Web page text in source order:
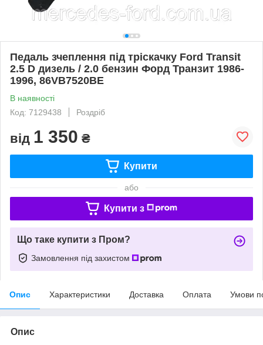
Педаль зчеплення під тріскачку Ford Transit
2.5 D дизель / 2.0 бензин Форд Транзит 1986-
1996, 86VB7520BE
В наявності
Код: 7129438
Роздріб
від 1 350 ₴
Купити
або
Купити з
Що таке купити з Пром?
Замовлення під захистом
Опис Характеристики Доставка Оплата Умови
Опис